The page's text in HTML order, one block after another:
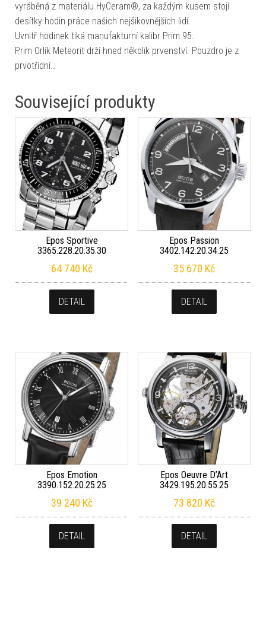
vyráběná z materiálu HyCeram®, za každým kusem stojí
desítky hodin práce našich nejšikovnějších lidí.
Uvnitř hodinek tiká manufakturní kalibr Prim 95.
Prim Orlík Meteorit drží hned několik prvenství. Pouzdro je z
prvotřídní…
Související produkty
Epos Sportive
3365.228.20.35.30
64 740 Kč
DETAIL
Epos Passion
3402.142.20.34.25
35 670 Kč
DETAIL
Epos Emotion
3390.152.20.25.25
39 240 Kč
DETAIL
Epos Oeuvre D’Art
3429.195.20.55.25
73 820 Kč
DETAIL